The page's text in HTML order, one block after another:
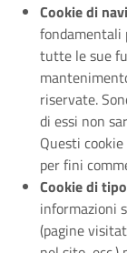
Cookie di
fondamentali
tutte le sue
riservate.
di essi non
Questi
per fini
Cookie di
informazioni
(pagine